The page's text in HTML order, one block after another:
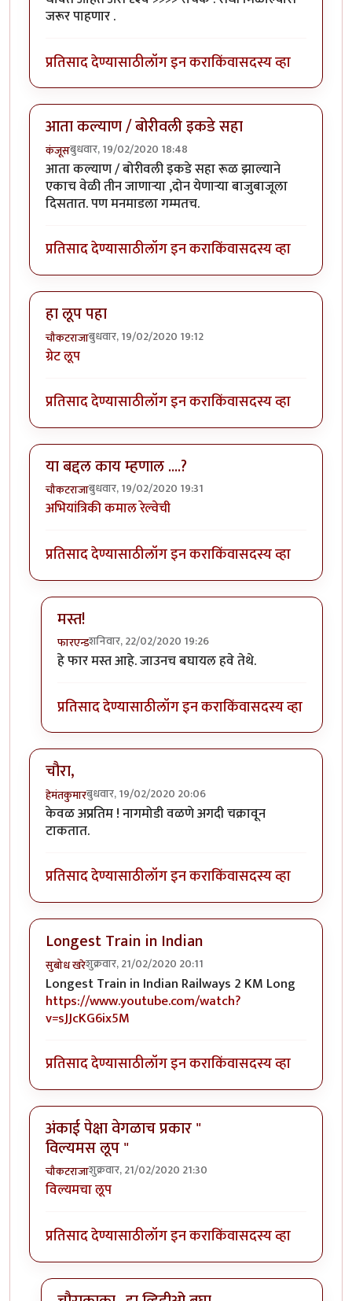
जरूर पाहणार .
प्रतिसाद देण्यासाठीलॉग इन कराकिंवासदस्य व्हा
आता कल्याण / बोरीवली इकडे सहा
कंजूसबुधवार, 19/02/2020 18:48
आता कल्याण / बोरीवली इकडे सहा रूळ झाल्याने
एकाच वेळी तीन जाणाऱ्या ,दोन येणाऱ्या बाजुबाजूला
दिसतात. पण मनमाडला गम्मतच.
प्रतिसाद देण्यासाठीलॉग इन कराकिंवासदस्य व्हा
हा लूप पहा
चौकटराजाबुधवार, 19/02/2020 19:12
ग्रेट लूप
प्रतिसाद देण्यासाठीलॉग इन कराकिंवासदस्य व्हा
या बद्दल काय म्हणाल ....?
चौकटराजाबुधवार, 19/02/2020 19:31
अभियांत्रिकी कमाल रेल्वेची
प्रतिसाद देण्यासाठीलॉग इन कराकिंवासदस्य व्हा
मस्त!
फारएन्डशनिवार, 22/02/2020 19:26
In reply toया बद्दल काय म्हणाल ....?by
हे फार मस्त आहे. जाउनच बघायल हवे तेथे.
प्रतिसाद देण्यासाठीलॉग इन कराकिंवासदस्य व्हा
चौरा,
हेमंतकुमारबुधवार, 19/02/2020 20:06
केवळ अप्रतिम ! नागमोडी वळणे अगदी चक्रावून
टाकतात.
प्रतिसाद देण्यासाठीलॉग इन कराकिंवासदस्य व्हा
Longest Train in Indian
सुबोध खरेशुक्रवार, 21/02/2020 20:11
Longest Train in Indian Railways 2 KM Long
https://www.youtube.com/watch?
v=sJJcKG6ix5M
प्रतिसाद देण्यासाठीलॉग इन कराकिंवासदस्य व्हा
अंकाई पेक्षा वेगळाच प्रकार "
विल्यमस लूप "
चौकटराजाशुक्रवार, 21/02/2020 21:30
विल्यमचा लूप
प्रतिसाद देण्यासाठीलॉग इन कराकिंवासदस्य व्हा